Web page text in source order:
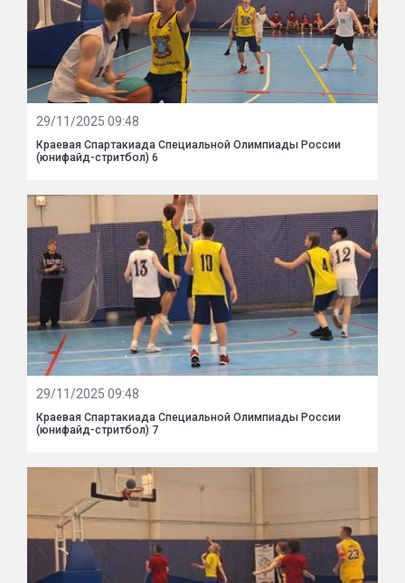
29/11/2025 09:48
Краевая Спартакиада Специальной Олимпиады России
(юнифайд-стритбол) 6
29/11/2025 09:48
Краевая Спартакиада Специальной Олимпиады России
(юнифайд-стритбол) 7